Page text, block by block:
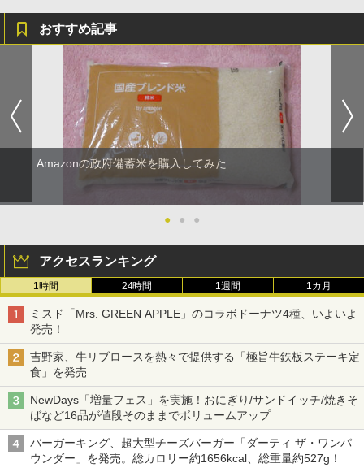
おすすめ記事
Amazonの政府備蓄米を購入してみた
● ● ●
アクセスランキング
1時間 24時間 1週間 1カ月
ミスド「Mrs. GREEN APPLE」のコラボドーナツ4種、いよいよ
発売！
吉野家、牛リブロースを熱々で提供する「極旨牛鉄板ステーキ定
食」を発売
NewDays「増量フェス」を実施！おにぎり/サンドイッチ/焼きそ
ばなど16品が値段そのままでボリュームアップ
バーガーキング、超大型チーズバーガー「ダーティ ザ・ワンパ
ウンダー」を発売。総カロリー約1656kcal、総重量約527g！